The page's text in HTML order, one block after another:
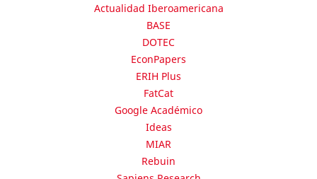
Actualidad Iberoamericana
BASE
DOTEC
EconPapers
ERIH Plus
FatCat
Google Académico
Ideas
MIAR
Rebuin